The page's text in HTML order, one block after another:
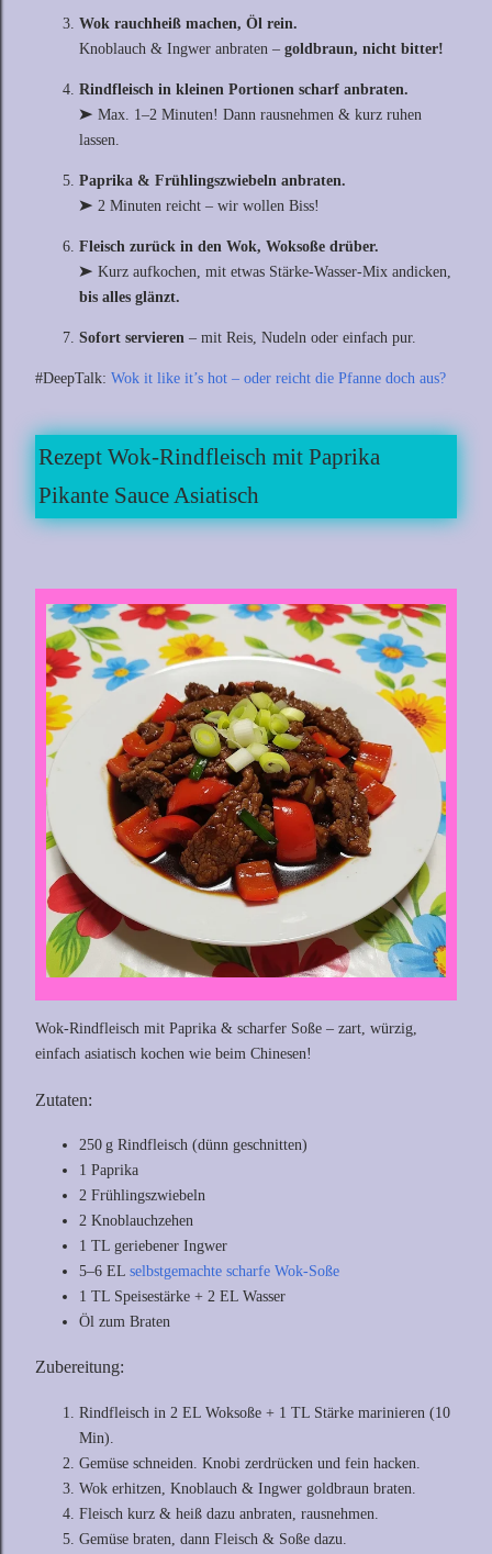
Wok rauchheiß machen, Öl rein.
Knoblauch & Ingwer anbraten – goldbraun, nicht bitter!
Rindfleisch in kleinen Portionen scharf anbraten.
➤ Max. 1–2 Minuten! Dann rausnehmen & kurz ruhen
lassen.
Paprika & Frühlingszwiebeln anbraten.
➤ 2 Minuten reicht – wir wollen Biss!
Fleisch zurück in den Wok, Woksoße drüber.
➤ Kurz aufkochen, mit etwas Stärke-Wasser-Mix andicken,
bis alles glänzt.
Sofort servieren – mit Reis, Nudeln oder einfach pur.
#DeepTalk: Wok it like it’s hot – oder reicht die Pfanne doch aus?
Rezept Wok-Rindfleisch mit Paprika
Pikante Sauce Asiatisch
Wok-Rindfleisch mit Paprika & scharfer Soße – zart, würzig,
einfach asiatisch kochen wie beim Chinesen!
Zutaten:
250 g Rindfleisch (dünn geschnitten)
1 Paprika
2 Frühlingszwiebeln
2 Knoblauchzehen
1 TL geriebener Ingwer
5–6 EL selbstgemachte scharfe Wok-Soße
1 TL Speisestärke + 2 EL Wasser
Öl zum Braten
Zubereitung:
Rindfleisch in 2 EL Woksoße + 1 TL Stärke marinieren (10
Min).
Gemüse schneiden. Knobi zerdrücken und fein hacken.
Wok erhitzen, Knoblauch & Ingwer goldbraun braten.
Fleisch kurz & heiß dazu anbraten, rausnehmen.
Gemüse braten, dann Fleisch & Soße dazu.